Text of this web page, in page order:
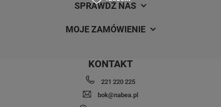
SPRAWDŹ NAS
MOJE ZAMÓWIENIE
KONTAKT
221 220 225
bok@nabea.pl